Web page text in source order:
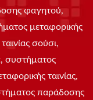
φαγητού,
μεταφορικής
σούσι,
συστήματος
ταινίας,
παράδοσης